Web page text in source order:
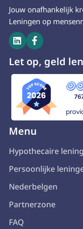
Jouw onafhankelijk
Leningen op
 
Let op, geld
Menu
Hypothecaire
Persoonlijke
Nederbelgen
Partnerzone
FAQ